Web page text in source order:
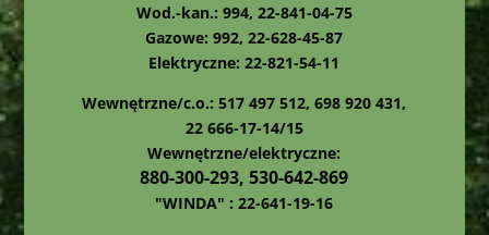
Wod.-kan.: 994, 22-841-04-75
Gazowe: 992, 22-628-45-87
Elektryczne: 22-821-54-11
Wewnętrzne/c.o.: 517 497 512, 698 920 431,
22 666-17-14/15
Wewnętrzne/elektryczne:
880-300-293, 530-642-869
"WINDA" : 22-641-19-16